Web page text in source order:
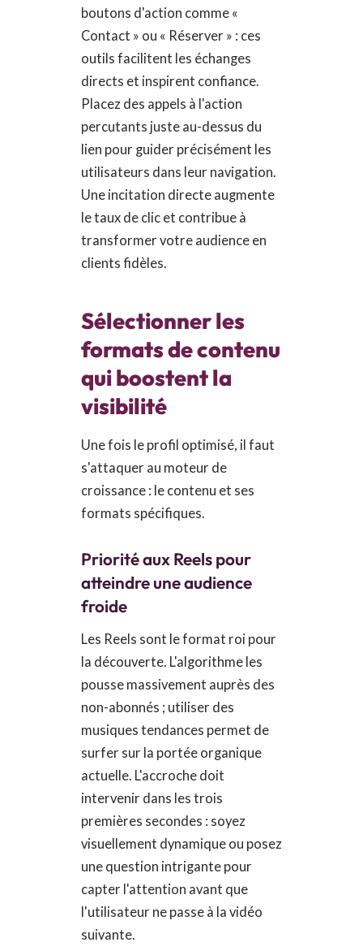
boutons d'action comme «
Contact » ou « Réserver » : ces
outils facilitent les échanges
directs et inspirent confiance.
Placez des appels à l'action
percutants juste au-dessus du
lien pour guider précisément les
utilisateurs dans leur navigation.
Une incitation directe augmente
le taux de clic et contribue à
transformer votre audience en
clients fidèles.
Sélectionner les
formats de contenu
qui boostent la
visibilité
Une fois le profil optimisé, il faut
s'attaquer au moteur de
croissance : le contenu et ses
formats spécifiques.
Priorité aux Reels pour
atteindre une audience
froide
Les Reels sont le format roi pour
la découverte. L'algorithme les
pousse massivement auprès des
non-abonnés ; utiliser des
musiques tendances permet de
surfer sur la portée organique
actuelle. L'accroche doit
intervenir dans les trois
premières secondes : soyez
visuellement dynamique ou posez
une question intrigante pour
capter l'attention avant que
l'utilisateur ne passe à la vidéo
suivante.